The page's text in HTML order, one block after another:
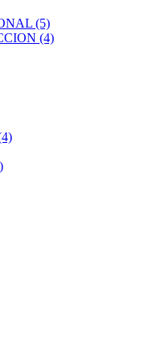
(5)
(4)